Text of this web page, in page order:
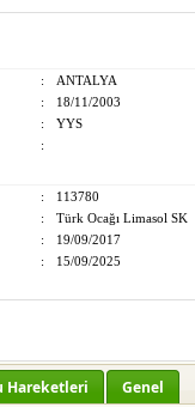
:
ANTALYA
:
18/11/2003
:
YYS
:
:
113780
:
Türk Ocağı Limasol SK
:
19/09/2017
: 15/09/2025
Hareketleri Genel